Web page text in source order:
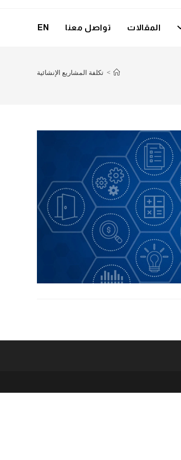
المقالات تواصل معنا EN
> تكلفة المشاريع الإنشائية